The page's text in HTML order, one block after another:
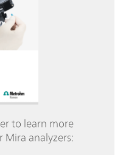
to learn more
Mira analyzers: